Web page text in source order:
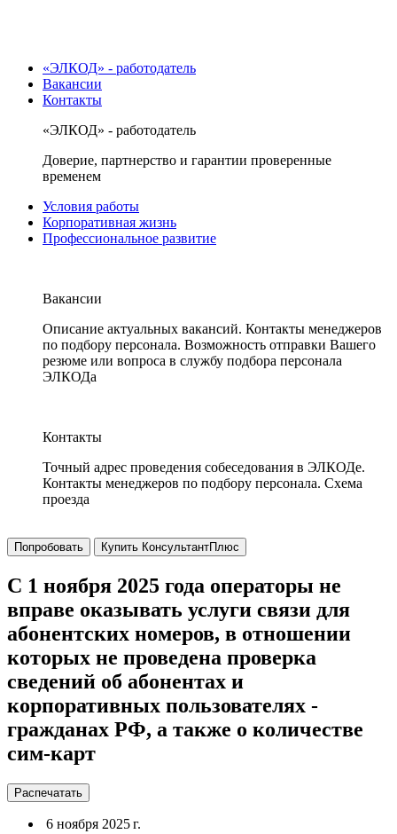
«ЭЛКОД» - работодатель
Вакансии
Контакты
«ЭЛКОД» - работодатель
Доверие, партнерство и гарантии проверенные
временем
Условия работы
Корпоративная жизнь
Профессиональное развитие
Вакансии
Описание актуальных вакансий. Контакты менеджеров
по подбору персонала. Возможность отправки Вашего
резюме или вопроса в службу подбора персонала
ЭЛКОДа
Контакты
Точный адрес проведения собеседования в ЭЛКОДе.
Контакты менеджеров по подбору персонала. Схема
проезда
Попробовать Купить КонсультантПлюс
С 1 ноября 2025 года операторы не
вправе оказывать услуги связи для
абонентских номеров, в отношении
которых не проведена проверка
сведений об абонентах и
корпоративных пользователях -
гражданах РФ, а также о количестве
сим-карт
Распечатать
6 ноября 2025 г.